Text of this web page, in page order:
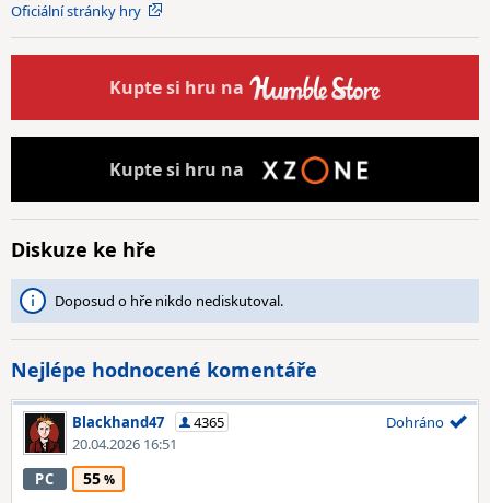
Oficiální stránky hry
Kuptesi hru na
Kuptesi hru na
Diskuze ke hře
Doposud o hře nikdo nediskutoval.
Nejlépe hodnocené komentáře
Blackhand47
4365
20.04.2026 16:51
Dohráno
PC 55